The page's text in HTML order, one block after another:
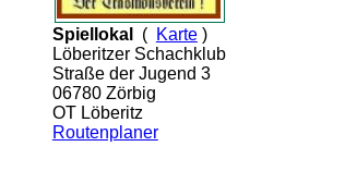
Spiellokal ( Karte)
Löberitzer Schachklub
Straße der Jugend 3
06780 Zörbig
OT Löberitz
Routenplaner